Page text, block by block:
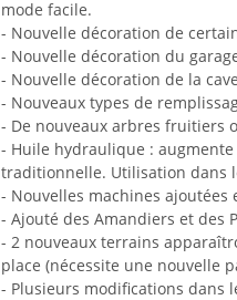
mode facile.
- Nouvelle décoration de
- Nouvelle décoration du
- Nouvelle décoration de la
- Nouveaux types de
- De nouveaux arbres fruitiers
- Huile hydraulique :
traditionnelle. Utilisation dans
- Nouvelles machines
- Ajouté des Amandiers et des
- 2 nouveaux terrains
place (nécessite une nouvelle
- Plusieurs modifications dans